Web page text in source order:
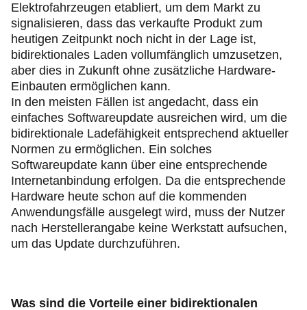
Elektrofahrzeugen etabliert, um dem Markt zu
signalisieren, dass das verkaufte Produkt zum
heutigen Zeitpunkt noch nicht in der Lage ist,
bidirektionales Laden vollumfänglich umzusetzen,
aber dies in Zukunft ohne zusätzliche Hardware-
Einbauten ermöglichen kann.
In den meisten Fällen ist angedacht, dass ein
einfaches Softwareupdate ausreichen wird, um die
bidirektionale Ladefähigkeit entsprechend aktueller
Normen zu ermöglichen. Ein solches
Softwareupdate kann über eine entsprechende
Internetanbindung erfolgen. Da die entsprechende
Hardware heute schon auf die kommenden
Anwendungsfälle ausgelegt wird, muss der Nutzer
nach Herstellerangabe keine Werkstatt aufsuchen,
um das Update durchzuführen.
Was sind die Vorteile einer bidirektionalen